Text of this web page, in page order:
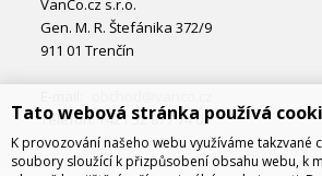
VanCo.cz s.r.o.
Gen. M. R. Štefánika 372/9
911 01 Trenčín
Telefon: +421 32 877 74 02
Tato webová stránka používá
K provozování našeho webu využíváme takzvané
soubory sloužící k přizpůsobení obsahu webu, k